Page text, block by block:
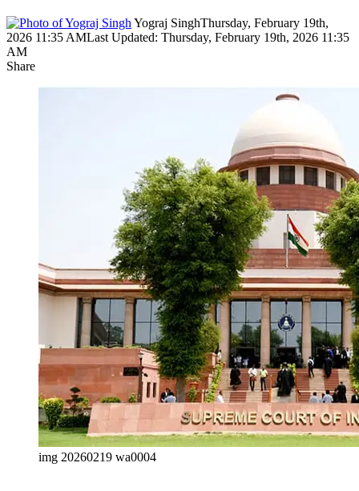
Yograj SinghThursday, February 19th,
2026 11:35 AMLast Updated: Thursday, February 19th, 2026 11:35
AM
Share
img 20260219 wa0004